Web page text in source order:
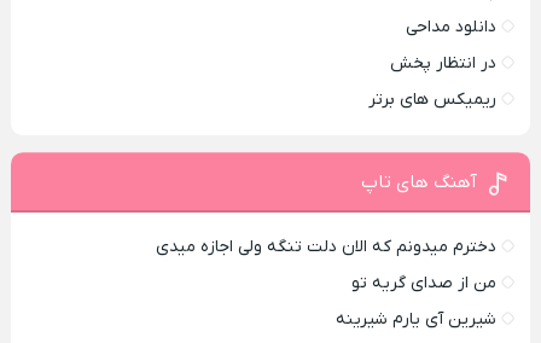
دانلود مداحی
در انتظار پخش
ریمیکس های برتر
آهنگ های تاپ
دخترم میدونم که الان دلت تنگه ولی اجازه میدی
من از صدای گريه تو
شیرین آی یارم شیرینه